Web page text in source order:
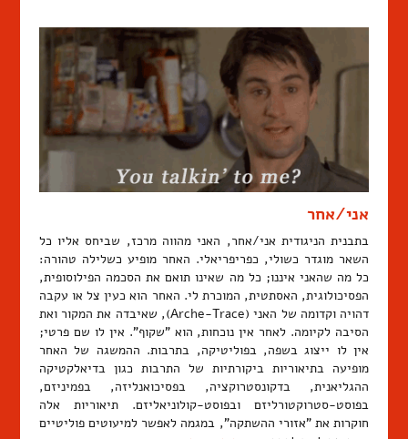
אני/אחר
בתבנית הניגודית אני/אחר, האני מהווה מרכז, שביחס אליו כל
השאר מוגדר כשולי, כפריפריאלי. האחר מופיע כשלילה טהורה:
כל מה שהאני איננו; כל מה שאינו תואם את הסכמה הפילוסופית,
הפסיכולוגית, האסתטית, המוכרת לי. האחר הוא כעין צל או עקבה
דהויה וקדומה של האני (Arche-Trace), שאיבדה את המקור ואת
הסיבה לקיומה. לאחר אין נוכחות, הוא "שקוף". אין לו שם פרטי;
אין לו ייצוג בשפה, בפוליטיקה, בתרבות. ההמשגה של האחר
מופיעה בתיאוריות ביקורתיות של התרבות כגון בדיאלקטיקה
ההגליאנית, בדקונסטרוקציה, בפסיכואנליזה, בפמיניזם,
בפוסט-סטרוקטורליזם ובפוסט-קולוניאליזם. תיאוריות אלה
חוקרות את "אזורי ההשתקה", במגמה לאפשר למיעוטים פוליטיים